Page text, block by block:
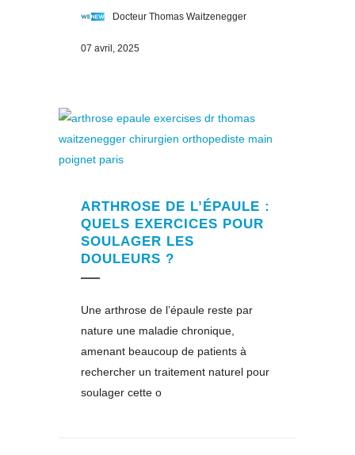
Docteur Thomas Waitzenegger
07 avril, 2025
ARTHROSE DE L’ÉPAULE :
QUELS EXERCICES POUR
SOULAGER LES
DOULEURS ?
Une arthrose de l’épaule reste par
nature une maladie chronique,
amenant beaucoup de patients à
rechercher un traitement naturel pour
soulager cette o